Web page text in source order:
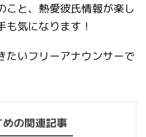
こと、熱愛彼氏情報が楽し
気になります！
たいフリーアナウンサーで
めの関連記事